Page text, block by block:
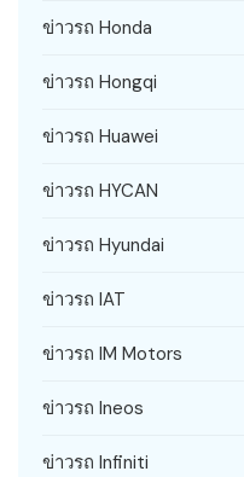
ข่าวรถ Honda
ข่าวรถ Hongqi
ข่าวรถ Huawei
ข่าวรถ HYCAN
ข่าวรถ Hyundai
ข่าวรถ IAT
ข่าวรถ IM Motors
ข่าวรถ Ineos
ข่าวรถ Infiniti